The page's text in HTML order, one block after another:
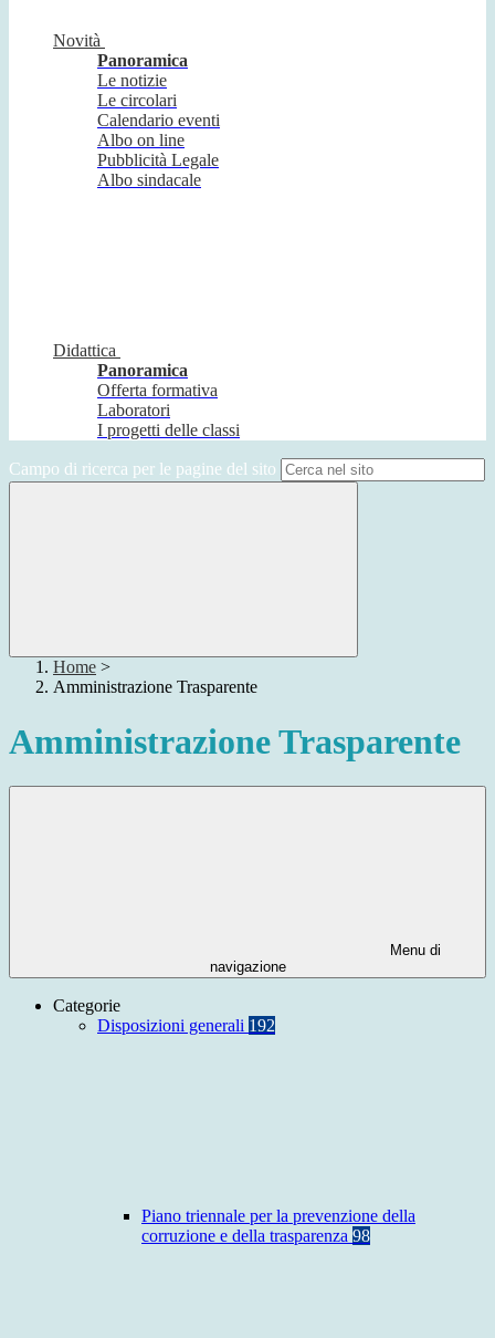
Novità
Panoramica
Le notizie
Le circolari
Calendario eventi
Albo on line
Pubblicità Legale
Albo sindacale
Didattica
Panoramica
Offerta formativa
Laboratori
I progetti delle classi
Campo di ricerca per le pagine del sito
Home >
Amministrazione Trasparente
Amministrazione Trasparente
Menu di
navigazione
Categorie
Disposizioni generali 192
Piano triennale per la prevenzione della
corruzione e della trasparenza 98